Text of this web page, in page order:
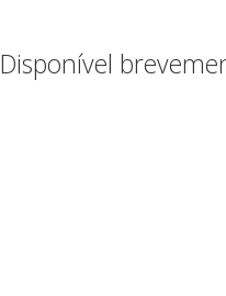
Disponível